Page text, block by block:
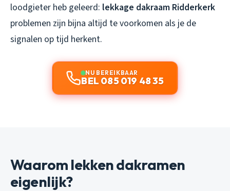
loodgieter heb geleerd: lekkage dakraam Ridderkerk
problemen zijn bijna altijd te voorkomen als je de
signalen op tijd herkent.
NU BEREIKBAAR
BEL 085 019 48 35
Waarom lekken dakramen
eigenlijk?